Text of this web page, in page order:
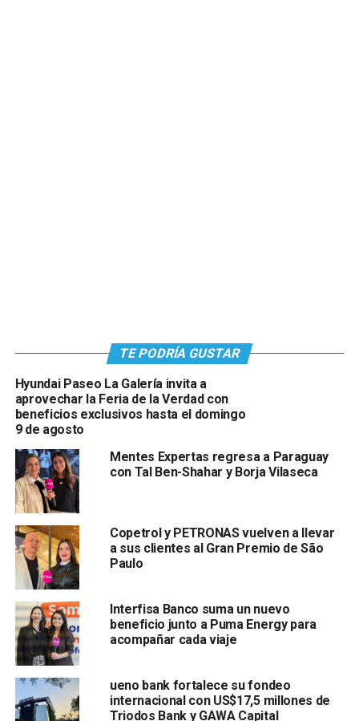
TE PODRÍA GUSTAR
Hyundai Paseo La Galería invita a
aprovechar la Feria de la Verdad con
beneficios exclusivos hasta el domingo
9 de agosto
Mentes Expertas regresa a Paraguay
con Tal Ben-Shahar y Borja Vilaseca
Copetrol y PETRONAS vuelven a llevar
a sus clientes al Gran Premio de São
Paulo
Interfisa Banco suma un nuevo
beneficio junto a Puma Energy para
acompañar cada viaje
ueno bank fortalece su fondeo
internacional con US$17,5 millones de
Triodos Bank y GAWA Capital